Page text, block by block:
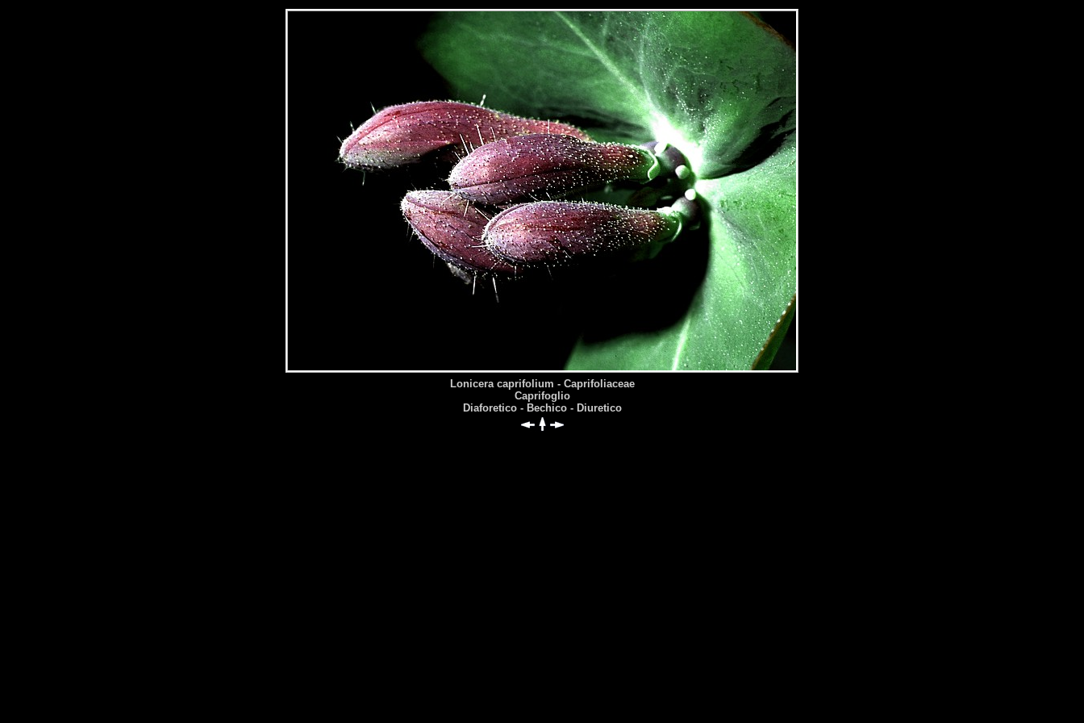
Lonicera caprifolium - Caprifoliaceae
Caprifoglio
Diaforetico - Bechico - Diuretico